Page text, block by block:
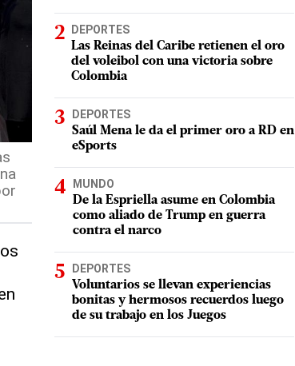
DEPORTES
Las Reinas del Caribe retienen el oro
del voleibol con una victoria sobre
Colombia
DEPORTES
Saúl Mena le da el primer oro a RD en
eSports
MUNDO
De la Espriella asume en Colombia
como aliado de Trump en guerra
contra el narco
DEPORTES
Voluntarios se llevan experiencias
bonitas y hermosos recuerdos luego
de su trabajo en los Juegos